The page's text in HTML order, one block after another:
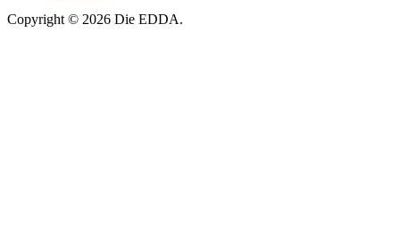
Copyright © 2026 Die EDDA.